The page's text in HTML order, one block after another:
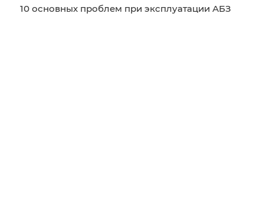
10 основных проблем при эксплуатации АБЗ